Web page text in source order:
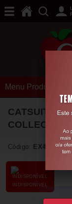
Menu Produtos
CATSUIT
COLLECTION
Código: EX48812
INDISPONÍVEL